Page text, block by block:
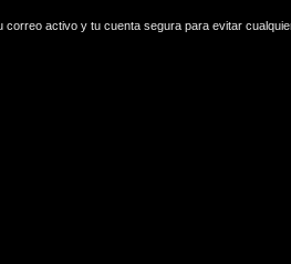
correo activo y tu cuenta segura para evitar